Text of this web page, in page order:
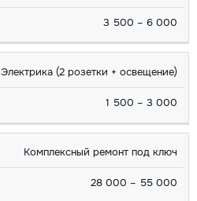
3 500 – 6 000
Электрика (2 розетки + освещение)
1 500 – 3 000
Комплексный ремонт под ключ
28 000 – 55 000